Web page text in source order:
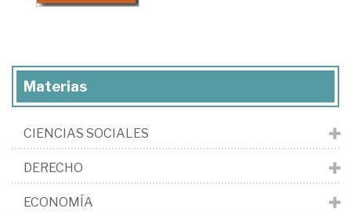
Materias
CIENCIAS SOCIALES
DERECHO
ECONOMÍA